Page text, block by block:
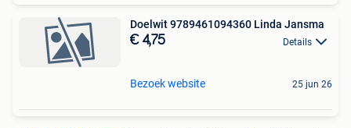
Doelwit 9789461094360 Linda Jansma
€ 4,75 Details
Bezoek website 25 jun 26